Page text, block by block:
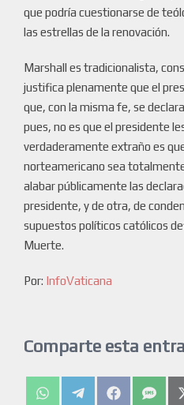
que podría cuestionarse de
las estrellas de la renovación.
Marshall es tradicionalista,
justifica plenamente que el
que, con la misma fe, se
pues, no es que el presidente
verdaderamente extraño es
norteamericano sea
alabar públicamente las
presidente, y de otra, de
supuestos políticos católicos
Muerte.
Por: InfoVaticana
Comparte esta